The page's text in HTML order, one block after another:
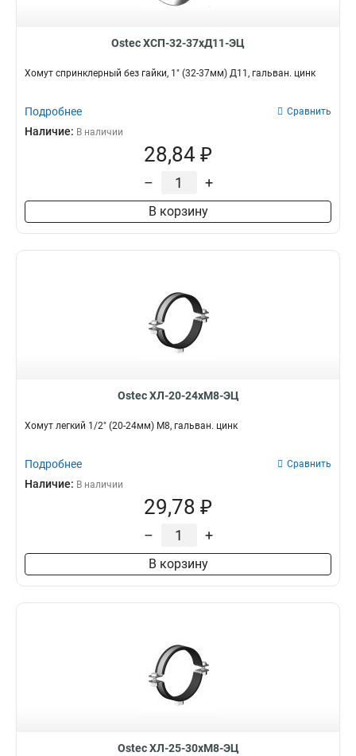
Ostec ХСП-32-37хД11-ЭЦ
Хомут спринклерный без гайки, 1" (32-37мм) Д11, гальван. цинк
Подробнее Сравнить
Наличие: В наличии
28,84 ₽
– +
В корзину
Ostec ХЛ-20-24хМ8-ЭЦ
Хомут легкий 1/2" (20-24мм) М8, гальван. цинк
Подробнее Сравнить
Наличие: В наличии
29,78 ₽
– +
В корзину
Ostec ХЛ-25-30хМ8-ЭЦ